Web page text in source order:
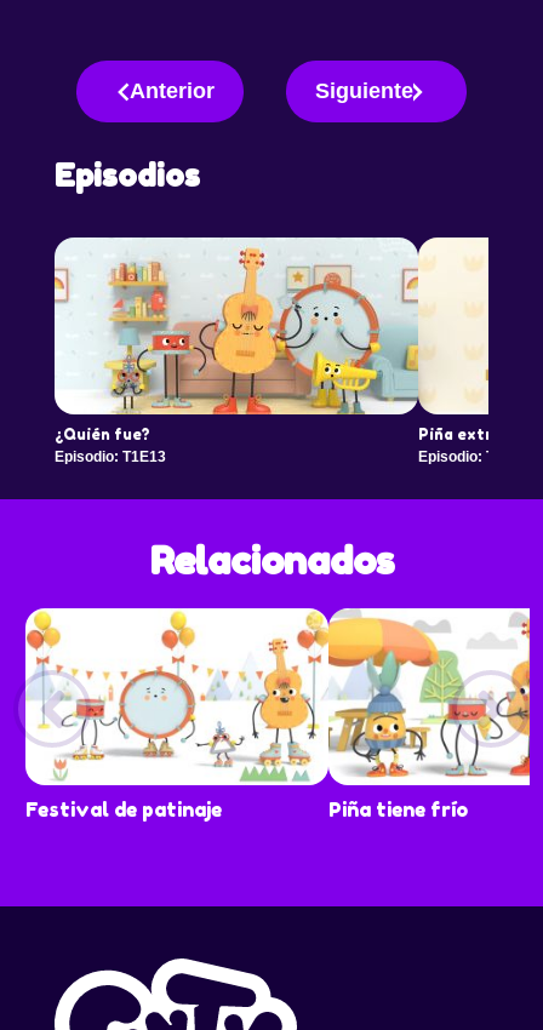
Anterior Siguiente
Episodios
¿Quién fue?
Episodio: T1E13
Piña extraña a
Episodio: T1E14
Relacionados
Festival de patinaje Piña tiene frío